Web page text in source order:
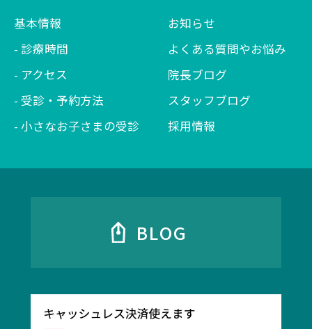
基本情報
診療時間
アクセス
受診・予約方法
小さなお子さまの受診
お知らせ
よくある質問やお悩み
院長ブログ
スタッフブログ
採用情報
BLOG